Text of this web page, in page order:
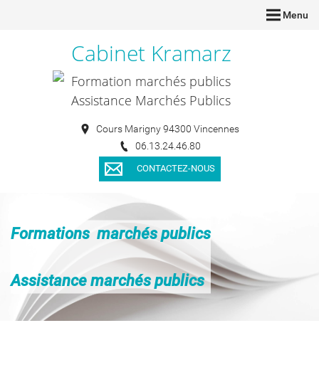
Menu
Cabinet Kramarz
Formation marchés publics
Assistance Marchés Publics
Cours Marigny 94300 Vincennes
06.13.24.46.80
CONTACTEZ-NOUS
Formations marchés publics
Assistance marchés publics